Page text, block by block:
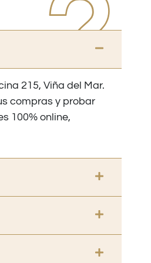
215, Viña del Mar.
compras y probar
100% online,